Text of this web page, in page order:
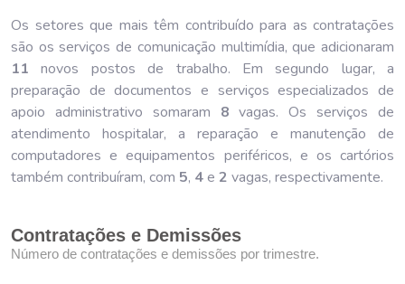
Os setores que mais têm contribuído para as contratações
são os serviços de comunicação multimídia, que adicionaram
11 novos postos de trabalho. Em segundo lugar, a
preparação de documentos e serviços especializados de
apoio administrativo somaram 8 vagas. Os serviços de
atendimento hospitalar, a reparação e manutenção de
computadores e equipamentos periféricos, e os cartórios
também contribuíram, com 5, 4e 2 vagas, respectivamente.
Contratações e Demissões
Número de contratações e demissões por trimestre.